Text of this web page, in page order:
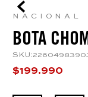
NACIONAL
BOTA
SKU:
$199.990